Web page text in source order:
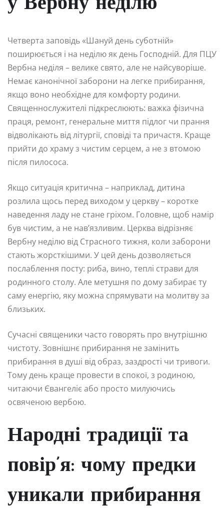
Четверта заповідь «Шануй день суботній»
поширюється і на неділю як день Господній. Для ПЦУ
Вербна неділя – велике свято, але не найсуворіше.
Немає канонічної заборони на легке прибирання,
якщо воно необхідне для комфорту родини.
Священнослужителі підкреслюють: важка фізична
праця, ремонт, генеральне миття підлог чи прання
відволікають від літургії, сповіді та причастя. Краще
прийти до храму з чистим серцем, а не з втомою
після пилососа.
Якщо ситуація критична – наприклад, дитина
розлила щось перед виходом у церкву – коротке
наведення ладу не стане гріхом. Головне, щоб намір
був чистим, а не нав’язливим. Церква відрізняє
Вербну неділю від Страсного тижня, коли заборони
стають жорсткішими. У цей день дозволяється
послаблення посту: риба, вино, теплі страви для
родинного столу. Але метушня по дому забирає ту
саму енергію, яку можна спрямувати на молитву за
близьких.
Сучасні священики часто говорять про внутрішню
чистоту. Зовнішнє прибирання не замінить
прибирання в душі від образ, заздрості чи тривоги.
Тому день краще провести в спокої, з родиною,
читаючи Євангеліє або просто милуючись
освяченою вербою.
Народні традиції та
повір’я: чому предки
уникали прибирання